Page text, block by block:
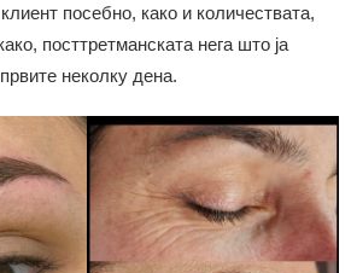
клиент посебно, како и количествата,
посттретманската нега што ја
неколку дена.